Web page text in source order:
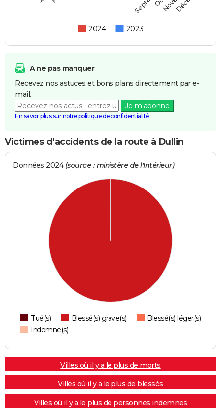
2024 2023
A ne pas manquer
Recevez nos astuces et bons plans directement par e-
mail.
Je m'abonne
En savoir plus sur notre politique de confidentialité
Victimes d'accidents de la route à Dullin
Données 2024 (source : ministère de l'Intérieur)
Tué(s) Blessé(s) grave(s)
Blessé(s) léger(s)
Indemne(s)
Villes où il y a le plus de morts
Villes où il y a le plus de blessés
Villes où il y a le plus de personnes indemnes